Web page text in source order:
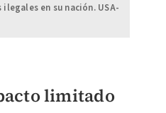
en su nación. USA-
limitado